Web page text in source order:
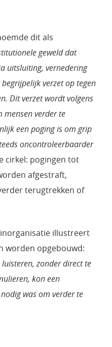
dit als
geweld dat
uitsluiting, vernedering
verzet op tegen
Dit verzet wordt volgens
mensen verder te
een poging is om grip
oncontroleerbaarder
cirkel: pogingen tot
afgestraft,
terugtrekken of
illustreert
worden opgebouwd:
zonder direct te
kon een
was om verder te